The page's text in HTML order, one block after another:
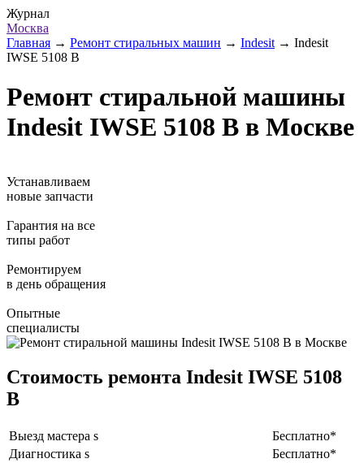
Журнал
Москва
Главная → Ремонт стиральных машин → Indesit → Indesit
IWSE 5108 B
Ремонт стиральной машины
Indesit IWSE 5108 B в Москве
Устанавливаем
новые запчасти
Гарантия на все
типы работ
Ремонтируем
в день обращения
Опытные
специалисты
Стоимость ремонта Indesit IWSE 5108
B
Выезд мастера s
Бесплатно*
Диагностика s
Бесплатно*